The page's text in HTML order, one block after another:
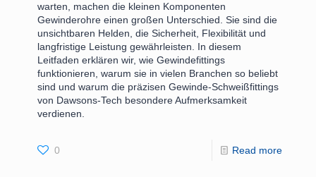
warten, machen die kleinen Komponenten
Gewinderohre einen großen Unterschied. Sie sind die
unsichtbaren Helden, die Sicherheit, Flexibilität und
langfristige Leistung gewährleisten. In diesem
Leitfaden erklären wir, wie Gewindefittings
funktionieren, warum sie in vielen Branchen so beliebt
sind und warum die präzisen Gewinde-Schweißfittings
von Dawsons-Tech besondere Aufmerksamkeit
verdienen.
0 Read more